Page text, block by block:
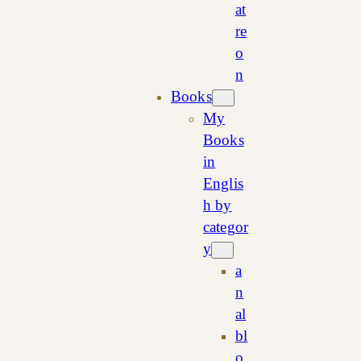
at
re
o
n
Books
My
Books
in
Englis
h by
categor
y
a
n
al
bl
o